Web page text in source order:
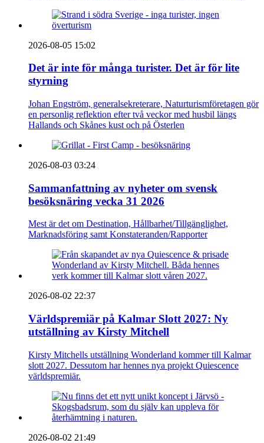
2026-08-05 15:02
Det är inte för många turister. Det är för lite
styrning
Johan Engström, generalsekreterare, Naturturismföretagen gör
en personlig reflektion efter två veckor med husbil längs
Hallands och Skånes kust och på Österlen
2026-08-03 03:24
Sammanfattning av nyheter om svensk
besöksnäring vecka 31 2026
Mest är det om Destination, Hållbarhet/Tillgänglighet,
Marknadsföring samt Konstateranden/Rapporter
2026-08-02 22:37
Världspremiär på Kalmar Slott 2027: Ny
utställning av Kirsty Mitchell
Kirsty Mitchells utställning Wonderland kommer till Kalmar
slott 2027. Dessutom har hennes nya projekt Quiescence
världspremiär.
2026-08-02 21:49